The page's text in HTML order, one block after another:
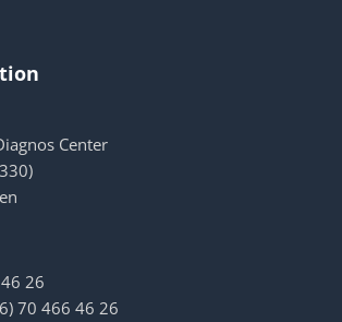
Center
26
70 466 46 26